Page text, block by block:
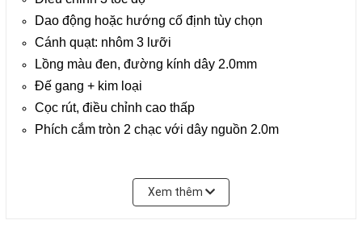
Dao động hoặc hướng cố định tùy chọn
Cánh quạt: nhôm 3 lưỡi
Lồng màu đen, đường kính dây 2.0mm
Đế gang + kim loại
Cọc rút, điều chỉnh cao thấp
Phích cắm tròn 2 chạc với dây nguồn 2.0m
Xem thêm